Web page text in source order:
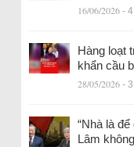
16/06/2026 -
Hàng loạt
khẩn cầu
28/05/2026 -
“Nhà là
Lâm